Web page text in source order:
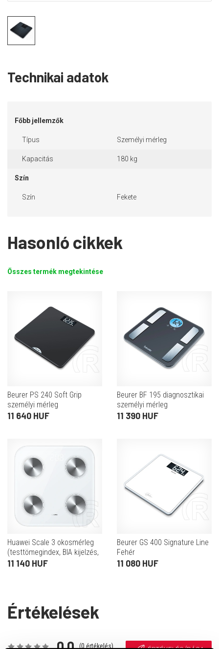
Technikai adatok
Főbb jellemzők
Típus Személyi mérleg
Kapacitás 180 kg
Szín
Szín Fekete
Hasonló cikkek
Összes termék megtekintése
Beurer PS 240 Soft Grip
személyi mérleg
11 640 HUF
Beurer BF 195 diagnosztikai
személyi mérleg
11 390 HUF
Huawei Scale 3 okosmérleg
(testtömegindex, BIA kijelzés,
LED kijelző, bluetooth 5.0,
11 140 HUF
Beurer GS 400 Signature Line
Fehér
11 080 HUF
Értékelések
(0értékelés)